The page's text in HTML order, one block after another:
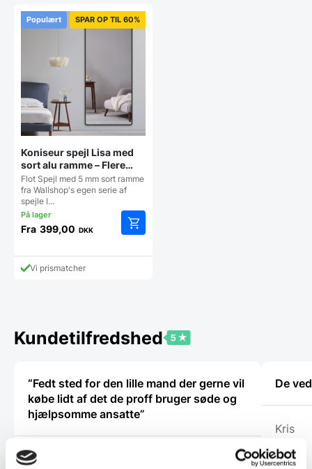
Populært SPAR OP TIL 60%
Koniseur spejl Lisa med
sort alu ramme – Flere
størrelser
Flot Spejl med 5 mm sort ramme
fra Wallshop's egen serie af
spejle I…
Fra 399,00 DKK
vare
vælges
på
Vi prismatcher
Kundetilfredshed
“Fedt sted for den lille mand der gerne vil
købe lidt af det de proff bruger søde og
hjælpsomme ansatte”
Henrik Hauge
De
Kris